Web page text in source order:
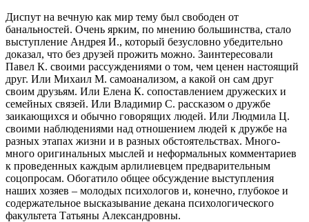
Диспут на вечную как мир тему был свободен от
банальностей. Очень ярким, по мнению большинства, стало
выступление Андрея И., который безусловно убедительно
доказал, что без друзей прожить можно. Заинтересовали
Павел К. своими рассуждениями о том, чем ценен настоящий
друг. Или Михаил М. самоанализом, а какой он сам друг
своим друзьям. Или Елена К. сопоставлением дружеских и
семейных связей. Или Владимир С. рассказом о дружбе
заикающихся и обычно говорящих людей. Или Людмила Ц.
своими наблюдениями над отношением людей к дружбе на
разных этапах жизни и в разных обстоятельствах. Много-
много оригинальных мыслей и неформальных комментариев
к проведенных каждым арлилиевцем предварительным
соцопросам. Обогатило общее обсуждение выступления
наших хозяев – молодых психологов и, конечно, глубокое и
содержательное высказывание декана психологического
факультета Татьяны Александровны.